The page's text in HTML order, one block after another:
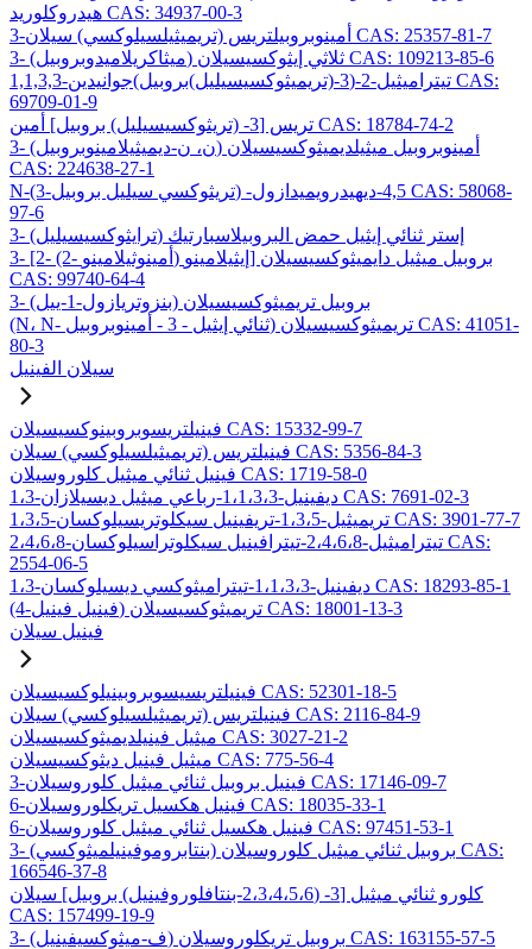
هيدروكلوريد CAS: 34937-00-3
3-أمينوبروبيلتريس (تريميثيلسيلوكسي) سيلان CAS: 25357-81-7
3- (ميثاكريلاميدوبروبيل) ثلاثي إيثوكسيسيلان CAS: 109213-85-6
1,1,3,3-تيتراميثيل-2-(3-(تريميثوكسيسيليل)بروبيل)جوانيدين CAS:
69709-01-9
تريس [3- (تريثوكسيسيليل) بروبيل] أمين CAS: 18784-74-2
3- (ن، ن-ديميثيلامينوبروبيل) أمينوبروبيل ميثيلديميثوكسيسيلان
CAS: 224638-27-1
N-(3-تريثوكسي سيليل بروبيل) -4,5-ديهيدرويميدازول CAS: 58068-
97-6
3- (ترايثوكسيسيليل) إستر ثنائي إيثيل حمض البروبيلاسبارتيك
3- [2- (2- أمينوثيلامينو) إيثيلامينو] بروبيل ميثيل دايميثوكسيسيلان
CAS: 99740-64-4
3- (بنزوتريازول-1-ييل) بروبيل تريميثوكسيسيلان
(N، N- ثنائي إيثيل - 3 - أمينوبروبيل) تريميثوكسيسيلان CAS: 41051-
80-3
سيلان الفينيل
فينيلتريسوبروبينوكسيسيلان CAS: 15332-99-7
فينيلتريس (تريميثيلسيلوكسي) سيلان CAS: 5356-84-3
فينيل ثنائي ميثيل كلوروسيلان CAS: 1719-58-0
1،3-ديفينيل-1،1،3،3-رباعي ميثيل ديسيلازان CAS: 7691-02-3
1،3،5-تريميثيل-1،3،5-تريفينيل سيكلوتريسيلوكسان CAS: 3901-77-7
2،4،6،8-تيتراميثيل-2،4،6،8-تيترافينيل سيكلوتراسيلوكسان CAS:
2554-06-5
1،3-ديفينيل-1،1،3،3-تيتراميثوكسي ديسيلوكسان CAS: 18293-85-1
(4-فينيل فينيل) تريميثوكسيسيلان CAS: 18001-13-3
فينيل سيلان
فينيلتريسيسوبروبينيلوكسيسيلان CAS: 52301-18-5
فينيلتريس (تريميثيلسيلوكسي) سيلان CAS: 2116-84-9
ميثيل فينيلديميثوكسيسيلان CAS: 3027-21-2
ميثيل فينيل ديثوكسيسيلان CAS: 775-56-4
3-فينيل بروبيل ثنائي ميثيل كلوروسيلان CAS: 17146-09-7
6-فينيل هكسيل تريكلوروسيلان CAS: 18035-33-1
6-فينيل هكسيل ثنائي ميثيل كلوروسيلان CAS: 97451-53-1
3- (بنتابروموفينيلميثوكسي) بروبيل ثنائي ميثيل كلوروسيلان CAS:
166546-37-8
كلورو ثنائي ميثيل [3- (2،3،4،5،6-بنتافلوروفينيل) بروبيل] سيلان
CAS: 157499-19-9
3- (ف-ميثوكسيفينيل) بروبيل تريكلوروسيلان CAS: 163155-57-5